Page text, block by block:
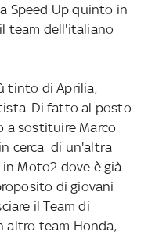
Speed Up quinto in
team dell'italiano
tinto di Aprilia,
Di fatto al posto
a sostituire Marco
cerca di un'altra
Moto2 dove è già
di giovani
il Team di
altro team Honda,